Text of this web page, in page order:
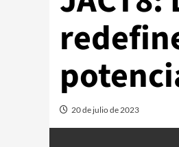
20 de julio de 2023